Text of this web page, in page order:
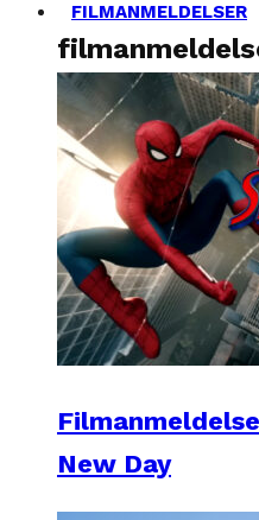
FILMANMELDELSER
New Day